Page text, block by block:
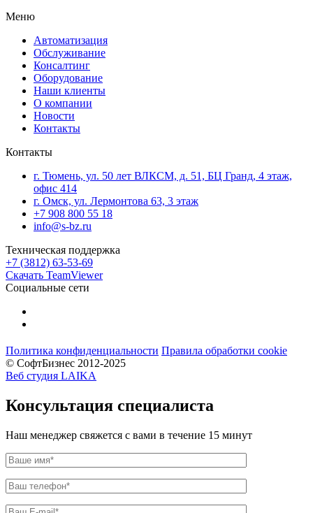
Меню
Автоматизация
Обслуживание
Консалтинг
Оборудование
Наши клиенты
О компании
Новости
Контакты
Контакты
г. Тюмень, ул. 50 лет ВЛКСМ, д. 51, БЦ Гранд, 4 этаж,
офис 414
г. Омск, ул. Лермонтова 63, 3 этаж
+7 908 800 55 18
info@s-bz.ru
Техническая поддержка
+7 (3812) 63-53-69
Скачать TeamViewer
Социальные сети
Политика конфиденциальности Правила обработки cookie
© СофтБизнес 2012-2025
Веб студия LAIKA
Консультация специалиста
Наш менеджер свяжется с вами в течение 15 минут